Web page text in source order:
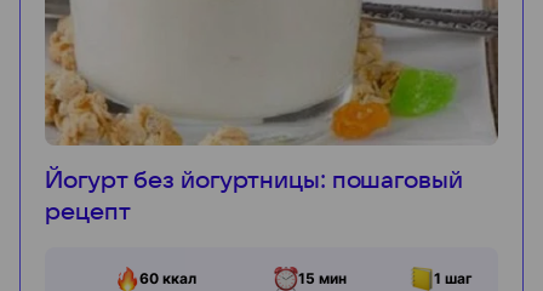
Йогурт без йогуртницы: пошаговый
рецепт
60ккал 15 мин 1 шаг